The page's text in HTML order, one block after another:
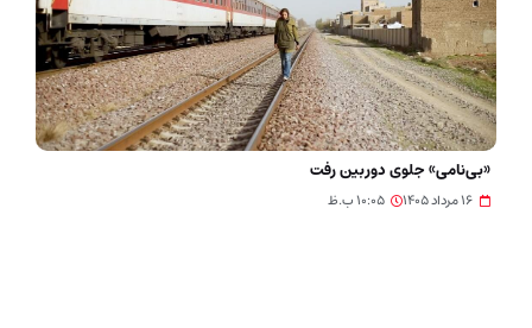
«بی‌نامی» جلوی دوربین رفت
۱۶ مرداد ۱۴۰۵ ۱۰:۰۵ ب.ظ